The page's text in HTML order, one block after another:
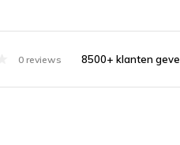
0 reviews 8500+ klanten